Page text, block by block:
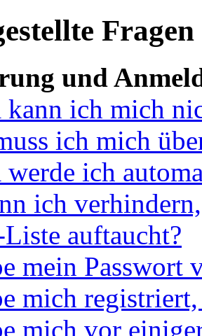
Fragen
und
kann ich mich
ich mich
ich
ich
auftaucht?
mein Passwort
mich
mich vor